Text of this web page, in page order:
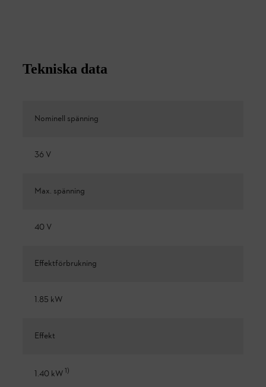
Tekniska data
Nominell spänning
36 V
Max. spänning
40 V
Effektförbrukning
1.85 kW
Effekt
1.40 kW1)